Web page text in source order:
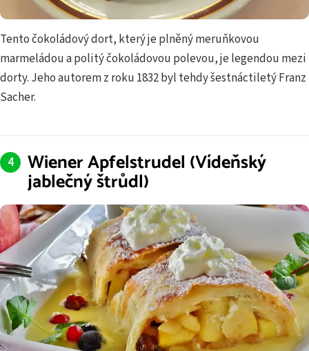
Tento čokoládový dort, který je plněný meruňkovou
marmeládou a politý čokoládovou polevou, je legendou mezi
dorty. Jeho autorem z roku 1832 byl tehdy šestnáctiletý Franz
Sacher.
Wiener Apfelstrudel (Vídeňský
jablečný štrůdl)